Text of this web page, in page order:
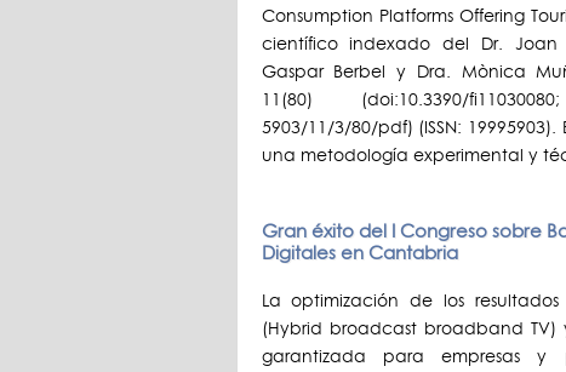
Consumption Platforms Offering
científico indexado del Dr. Joan
Gaspar Berbel y Dra. Mònica
11(80) (doi:10.3390/
5903/11/3/80/pdf) (ISSN:
una metodología experimental y
Gran éxito del I Congreso sobre
Digitales en Cantabria
La optimización de los
(Hybrid broadcast broadband
garantizada para empresas y